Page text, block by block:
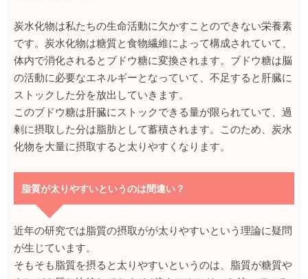
炭水化物は私たちの生命活動に欠かすことのできない栄養素
です。炭水化物は糖質と食物繊維によって構成されていて、
体内で消化されるとブドウ糖に変換されます。ブドウ糖は脳
の活動に必要なエネルギーとなっていて、不足すると肝臓に
ストックした分を放出していきます。
このブドウ糖は肝臓にストックできる量が限られていて、過
剰に摂取した分は脂肪として蓄積されます。このため、炭水
化物を大量に摂取すると太りやすくなります。
脂質が太りやすいというのは間違い？
近年の研究では脂質の摂取がが太りやすいという理論に疑問
が生じています。
そもそも脂質を摂ると太りやすいというのは、脂質が糖質や